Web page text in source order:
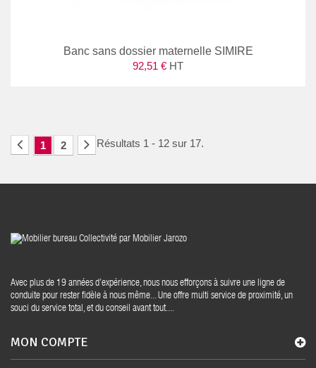
Banc sans dossier maternelle SIMIRE
92,51 € HT
1 2 Résultats 1 - 12 sur 17.
Avec plus de 19 années d’expérience, nous nous efforçons à suivre une ligne de
conduite pour rester fidèle à nous même... Une offre multi service de proximité, un
souci du service total, et du conseil avant tout....
MON COMPTE